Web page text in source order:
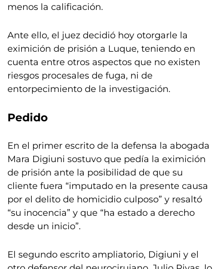
menos la calificación.
Ante ello, el juez decidió hoy otorgarle la
eximición de prisión a Luque, teniendo en
cuenta entre otros aspectos que no existen
riesgos procesales de fuga, ni de
entorpecimiento de la investigación.
Pedido
En el primer escrito de la defensa la abogada
Mara Digiuni sostuvo que pedía la eximición
de prisión ante la posibilidad de que su
cliente fuera “imputado en la presente causa
por el delito de homicidio culposo” y resaltó
“su inocencia” y que “ha estado a derecho
desde un inicio”.
El segundo escrito ampliatorio, Digiuni y el